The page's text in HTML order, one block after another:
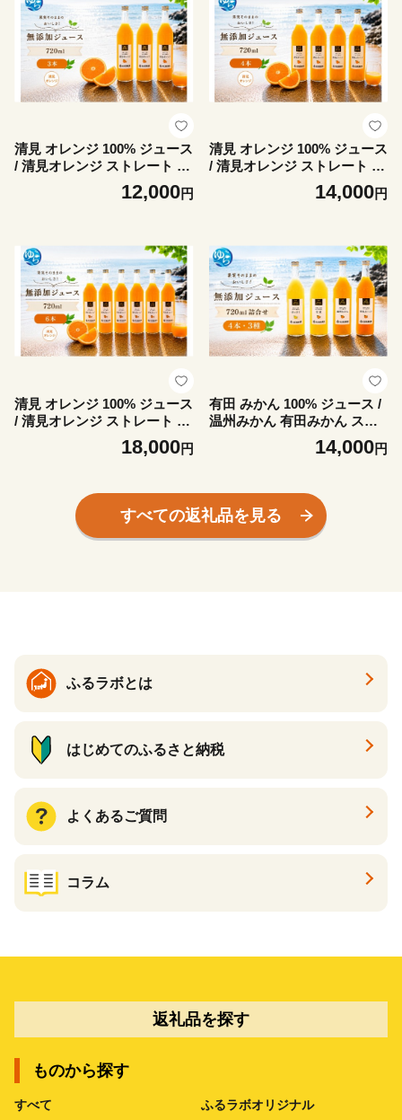
清見 オレンジ 100% ジュース
/ 清見オレンジ ストレート 果
汁 無添加 柑橘 和歌山 12000
円 720ml ※北海道・沖縄・離
12,000円
清見 オレンジ 100% ジュース
/ 清見オレンジ ストレート 果
汁 無添加 柑橘 和歌山 14000
円 720ml ※北海道・沖縄・離
14,000円
清見 オレンジ 100% ジュース
/ 清見オレンジ ストレート 果
汁 無添加 柑橘 和歌山 18000
円 720ml ※北海道・沖縄・離
18,000円
有田 みかん 100% ジュース /
温州みかん 有田みかん スト
レート 果汁 無添加 柑橘 和歌
山 14000円 720ml ※北海道・
14,000円
すべての返礼品を見る
ふるラボとは
はじめてのふるさと納税
よくあるご質問
コラム
返礼品を探す
ものから探す
すべて ふるラボオリジナル